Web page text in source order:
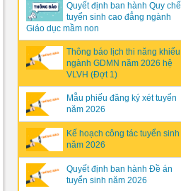
Quyết định ban hành Quy chế
tuyển sinh cao đẳng ngành
Giáo dục mầm non
Thông báo lịch thi năng khiếu
ngành GDMN năm 2026 hệ
VLVH (Đợt 1)
Mẫu phiếu đăng ký xét tuyển
năm 2026
Kế hoạch công tác tuyển sinh
năm 2026
Quyết định ban hành Đề án
tuyển sinh năm 2026